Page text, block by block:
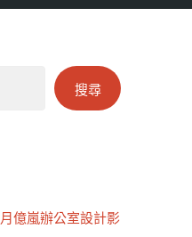
搜尋
億嵐辦公室設計影